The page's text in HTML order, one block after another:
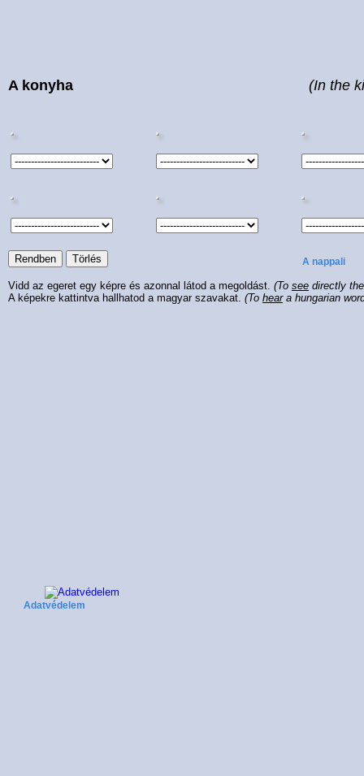
A konyha (In the
A nappali
Vidd az egeret egy képre és azonnal látod a megoldást. (To see directly
A képekre kattintva hallhatod a magyar szavakat. (To heara hungarian
Adatvédelem